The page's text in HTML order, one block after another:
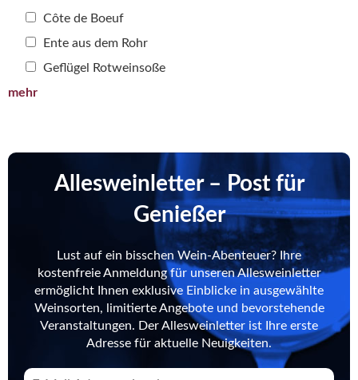
Côte de Boeuf
Ente aus dem Rohr
Geflügel Rotweinsoße
mehr
Allesweinletter – Post für
Genießer
Lust auf ein bisschen Wein-Abenteuer? Ihre
kostenfreie Anmeldung für unseren Allesweinletter
ermöglicht Ihnen exklusive Einblicke in ausgewählte
Weinsorten, limitierte Angebote und bevorstehende
Veranstaltungen. Der Allesweinletter ist Ihre erste
Adresse für aktuelle Neuigkeiten.